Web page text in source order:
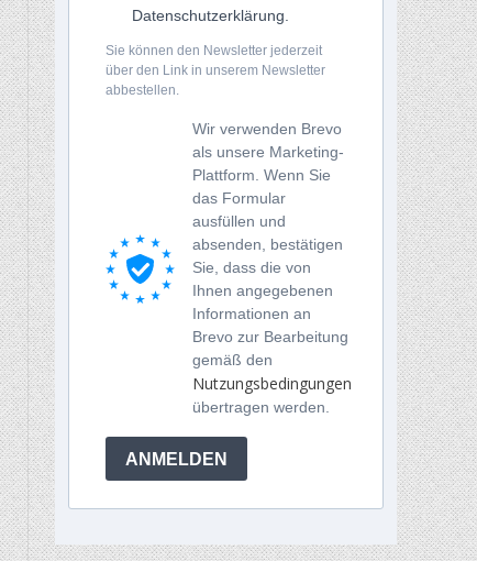
Datenschutzerklärung.
Sie können den Newsletter jederzeit
über den Link in unserem Newsletter
abbestellen.
Wir verwenden Brevo
als unsere Marketing-
Plattform. Wenn Sie
das Formular
ausfüllen und
absenden, bestätigen
Sie, dass die von
Ihnen angegebenen
Informationen an
Brevo zur Bearbeitung
gemäß den
Nutzungsbedingungen
übertragen werden.
ANMELDEN